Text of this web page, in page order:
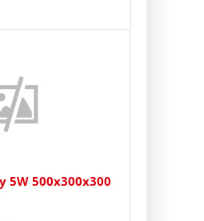
5W 500x300x300